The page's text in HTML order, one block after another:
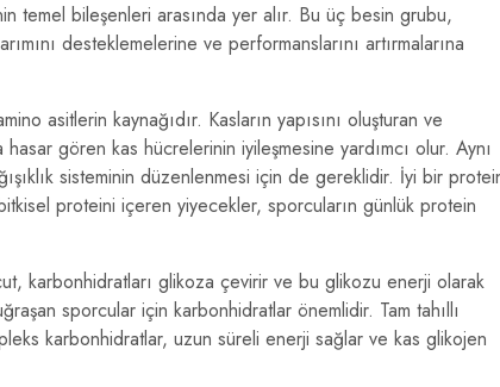
temel bileşenleri arasında yer alır. Bu üç besin grubu,
desteklemelerine ve performanslarını artırmalarına
asitlerin kaynağıdır. Kasların yapısını oluşturan ve
gören kas hücrelerinin iyileşmesine yardımcı olur. Aynı
sisteminin düzenlenmesi için de gereklidir. İyi bir
proteini içeren yiyecekler, sporcuların günlük protein
karbonhidratları glikoza çevirir ve bu glikozu enerji olarak
sporcular için karbonhidratlar önemlidir. Tam tahıllı
karbonhidratlar, uzun süreli enerji sağlar ve kas glikojen